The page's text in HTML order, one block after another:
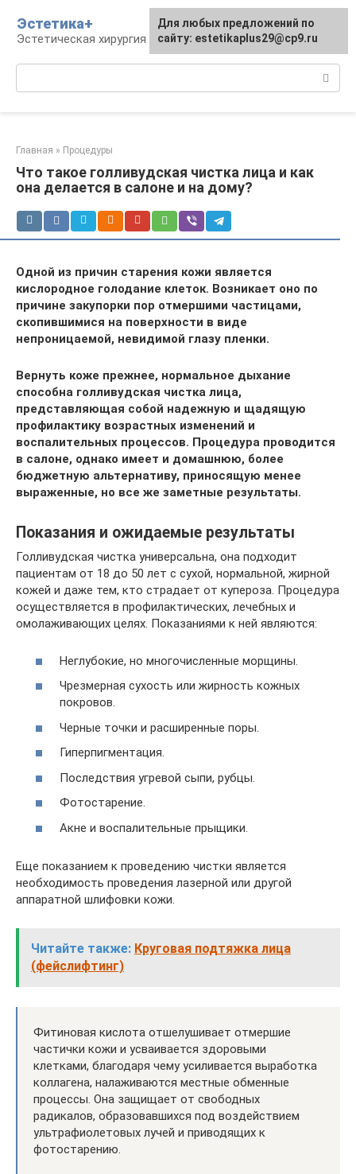
контенту
Эстетика+
Эстетическая хирургия и косметология
Главная » Процедуры
Что такое голливудская чистка лица и как
она делается в салоне и на дому?
Одной из причин старения кожи является
кислородное голодание клеток. Возникает оно по
причине закупорки пор отмершими частицами,
скопившимися на поверхности в виде
непроницаемой, невидимой глазу пленки.
Вернуть коже прежнее, нормальное дыхание
способна голливудская чистка лица,
представляющая собой надежную и щадящую
профилактику возрастных изменений и
воспалительных процессов. Процедура проводится
в салоне, однако имеет и домашнюю, более
бюджетную альтернативу, приносящую менее
выраженные, но все же заметные результаты.
Показания и ожидаемые результаты
Голливудская чистка универсальна, она подходит
пациентам от 18 до 50 лет с сухой, нормальной, жирной
кожей и даже тем, кто страдает от купероза. Процедура
осуществляется в профилактических, лечебных и
омолаживающих целях. Показаниями к ней являются:
Неглубокие, но многочисленные морщины.
Чрезмерная сухость или жирность кожных
покровов.
Черные точки и расширенные поры.
Гиперпигментация.
Последствия угревой сыпи, рубцы.
Фотостарение.
Акне и воспалительные прыщики.
Еще показанием к проведению чистки является
необходимость проведения лазерной или другой
аппаратной шлифовки кожи.
Читайте также: Круговая подтяжка лица
(фейслифтинг)
Фитиновая кислота отшелушивает отмершие
частички кожи и усваивается здоровыми
клетками, благодаря чему усиливается выработка
коллагена, налаживаются местные обменные
процессы. Она защищает от свободных
радикалов, образовавшихся под воздействием
ультрафиолетовых лучей и приводящих к
фотостарению.
Для любых предложений по
сайту: estetikaplus29@cp9.ru